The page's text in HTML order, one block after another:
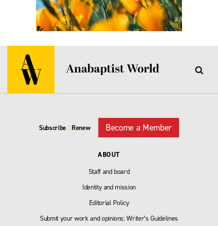
Subscribe | Renew Become a Member
ABOUT
Staff and board
Identity and mission
Editorial Policy
Submit your work and opinions: Writer’s Guidelines